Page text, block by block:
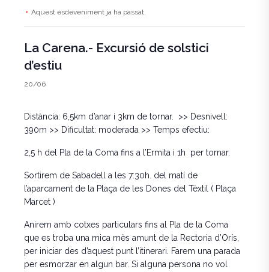
Aquest esdeveniment ja ha passat.
La Carena.- Excursió de solstici
d’estiu
20/06
Distància: 6,5km d’anar i 3km de tornar. >> Desnivell:
390m >> Dificultat: moderada >> Temps efectiu:
2,5 h del Pla de la Coma fins a l’Ermita i 1h per tornar.
Sortirem de Sabadell a les 7:30h. del matí de
l’aparcament de la Plaça de les Dones del Tèxtil ( Plaça
Marcet )
Anirem amb cotxes particulars fins al Pla de la Coma
que es troba una mica mès amunt de la Rectoria d’Orís,
per iniciar des d’aquest punt l’itinerari. Farem una parada
per esmorzar en algun bar. Si alguna persona no vol